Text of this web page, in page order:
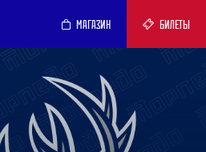
МАГАЗИН БИЛЕТЫ